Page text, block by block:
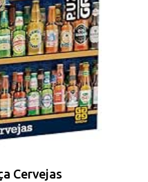
Cervejas